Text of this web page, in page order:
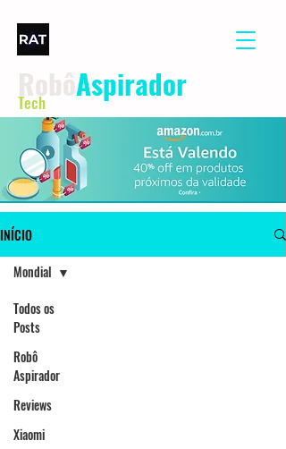
Aspirador
Tech
INÍCIO
Todos os
Posts
Robô
Aspirador
Reviews
Xiaomi
Mondial